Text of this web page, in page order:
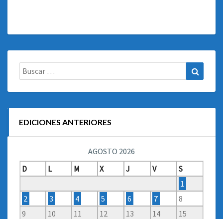
Buscar:
EDICIONES ANTERIORES
AGOSTO 2026
D
L M X J V
S
1
2
3 4 5 6 7
8
9
10 11 12 13 14
15